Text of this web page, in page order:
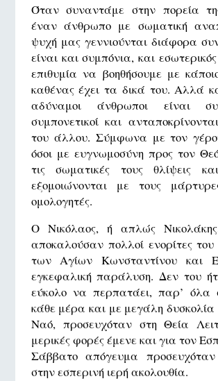
Όταν συναντάμε στην πορεία
έναν άνθρωπο με σωματική
ψυχή μας γεννιούνται διάφορα
είναι και συμπόνια, και
επιθυμία να βοηθήσουμε με
καθένας έχει τα δικά του. Αλλά
αδύναμοι άνθρωποι είναι
συμπονετικοί και
του άλλου. Σύμφωνα με τον
όσοι με ευγνωμοσύνη προς τον
τις σωματικές τους θλίψεις
εξομοιώνονται με τους
ομολογητές.
Ο Νικόλαος, ή απλώς
αποκαλούσαν πολλοί ενορίτες
των Αγίων Κωνσταντίνου και
εγκεφαλική παράλυση. Δεν του
εύκολο να περπατάει, παρ’ όλα
κάθε μέρα και με μεγάλη δυσκολία
Ναό, προσευχόταν στη Θεία
μερικές φορές έμενε και για τον
Σάββατο απόγευμα
στην εσπερινή ιερή ακολουθία.